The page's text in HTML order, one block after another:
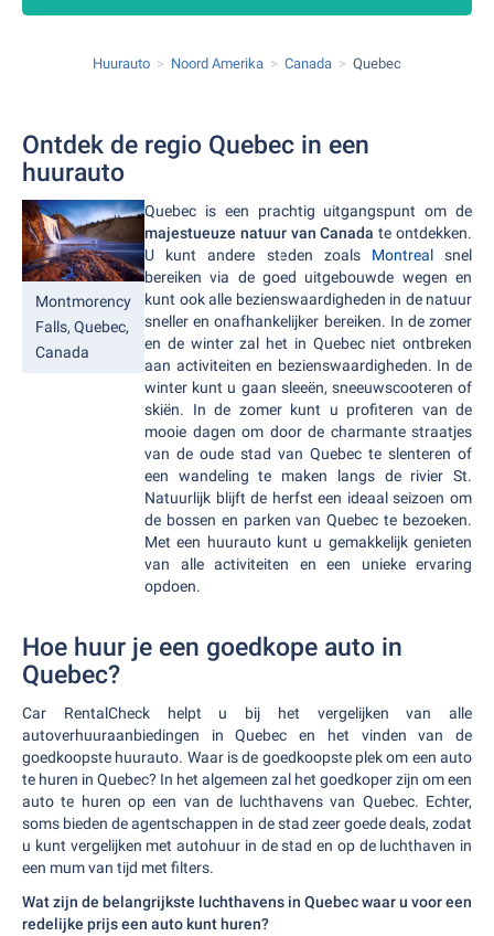
Huurauto Noord Amerika Canada Quebec
Ontdek de regio Quebec in een
huurauto
Montmorency
Falls, Quebec,
Canada
Quebec is een prachtig uitgangspunt om de
majestueuze natuur van Canada te ontdekken.
U kunt andere steden zoals Montrealsnel
bereiken via de goed uitgebouwde wegen en
kunt ook alle bezienswaardigheden in de natuur
sneller en onafhankelijker bereiken. In de zomer
en de winter zal het in Quebec niet ontbreken
aan activiteiten en bezienswaardigheden. In de
winter kunt u gaan sleeën, sneeuwscooteren of
skiën. In de zomer kunt u profiteren van de
mooie dagen om door de charmante straatjes
van de oude stad van Quebec te slenteren of
een wandeling te maken langs de rivier St.
Natuurlijk blijft de herfst een ideaal seizoen om
de bossen en parken van Quebec te bezoeken.
Met een huurauto kunt u gemakkelijk genieten
van alle activiteiten en een unieke ervaring
opdoen.
Hoe huur je een goedkope auto in
Quebec?
Car RentalCheck helpt u bij het vergelijken van alle
autoverhuuraanbiedingen in Quebec en het vinden van de
goedkoopste huurauto. Waar is de goedkoopste plek om een auto
te huren in Quebec? In het algemeen zal het goedkoper zijn om een
auto te huren op een van de luchthavens van Quebec. Echter,
soms bieden de agentschappen in de stad zeer goede deals, zodat
u kunt vergelijken met autohuur in de stad en op de luchthaven in
een mum van tijd met filters.
Wat zijn de belangrijkste luchthavens in Quebec waar u voor een
redelijke prijs een auto kunt huren?